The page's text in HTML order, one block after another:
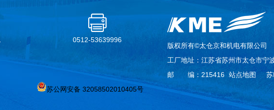
0512-53639996
版权所有©太仓京和机电有限公司
工厂地址：江苏省苏州市太仓市宁
邮 编：215416 站点地图
苏公网安备 32058502010405号